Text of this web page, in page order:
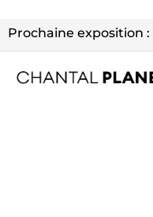
Prochaine exposition :